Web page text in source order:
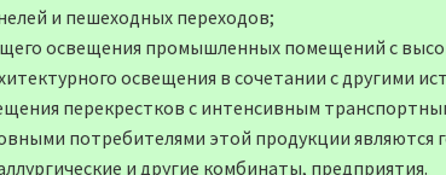
и пешеходных переходов;
освещения промышленных помещений с
освещения в сочетании с другими
перекрестков с интенсивным
потребителями этой продукции являются
и другие комбинаты, предприятия.